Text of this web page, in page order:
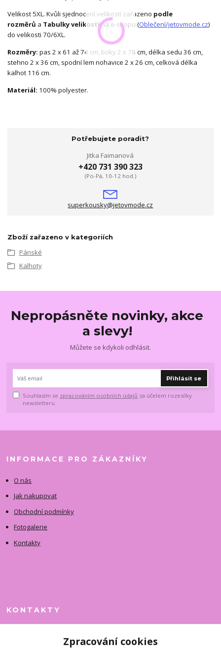
Velikost 5XL. Kvůli sjednocení velikostí zařazeno podle
rozměrů a Tabulky velikostína e-shopu (Oblečení/jetovmode.cz)
do velikosti 70/6XL.
Rozměry: pas 2 x 61 až 74 cm, boky 2 x 78 cm, délka sedu 36 cm,
stehno 2 x 36 cm, spodní lem nohavice 2 x 26 cm, celková délka
kalhot 116 cm.
Materiál: 100% polyester.
Potřebujete poradit?
Jitka Faimanová
+420 731 390 323
(Po-Pá, 10-12 hod.)
superkousky@jetovmode.cz
Zboží zařazeno v kategoriích
Pánské
Kalhoty
Nepropásněte novinky, akce
a slevy!
Můžete se kdykoli odhlásit.
Přihlásit se
Souhlasím se zpracováním osobních údajů za účelem rozesílky
newsletteru.
INFORMACE PRO ZÁKAZNÍKY
O nás
Jak nakupovat
Obchodní podmínky
Fotogalerie
Kontakty
KONTAKTY
+420 731 390 323Zpracování cookies